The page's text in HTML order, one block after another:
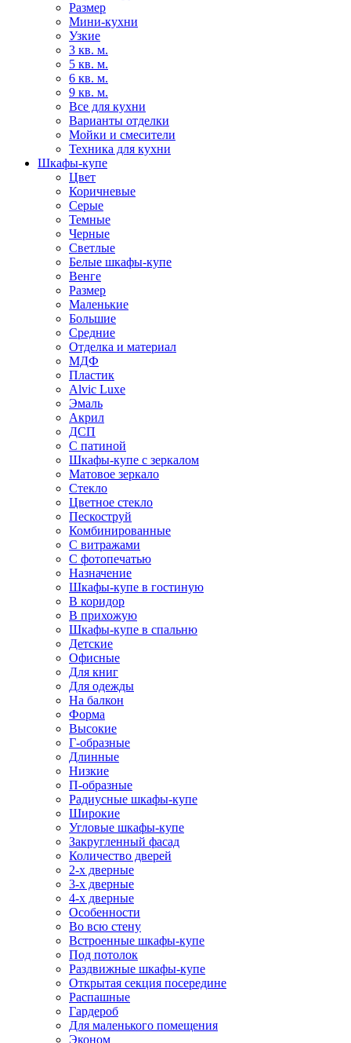
Размер
Мини-кухни
Узкие
3 кв. м.
5 кв. м.
6 кв. м.
9 кв. м.
Все для кухни
Варианты отделки
Мойки и смесители
Техника для кухни
Шкафы-купе
Цвет
Коричневые
Серые
Темные
Черные
Светлые
Белые шкафы-купе
Венге
Размер
Маленькие
Большие
Средние
Отделка и материал
МДФ
Пластик
Alvic Luxe
Эмаль
Акрил
ДСП
С патиной
Шкафы-купе с зеркалом
Матовое зеркало
Стекло
Цветное стекло
Пескоструй
Комбинированные
С витражами
С фотопечатью
Назначение
Шкафы-купе в гостиную
В коридор
В прихожую
Шкафы-купе в спальню
Детские
Офисные
Для книг
Для одежды
На балкон
Форма
Высокие
Г-образные
Длинные
Низкие
П-образные
Радиусные шкафы-купе
Широкие
Угловые шкафы-купе
Закругленный фасад
Количество дверей
2-х дверные
3-х дверные
4-х дверные
Особенности
Во всю стену
Встроенные шкафы-купе
Под потолок
Раздвижные шкафы-купе
Открытая секция посередине
Распашные
Гардероб
Для маленького помещения
Эконом